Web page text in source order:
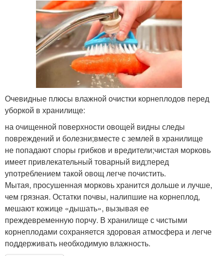
Очевидные плюсы влажной очистки корнеплодов перед
уборкой в хранилище:
на очищенной поверхности овощей видны следы
повреждений и болезни;вместе с землей в хранилище
не попадают споры грибков и вредители;чистая морковь
имеет привлекательный товарный вид;перед
употреблением такой овощ легче почистить.
Мытая, просушенная морковь хранится дольше и лучше,
чем грязная. Остатки почвы, налипшие на корнеплод,
мешают кожице «дышать», вызывая ее
преждевременную порчу. В хранилище с чистыми
корнеплодами сохраняется здоровая атмосфера и легче
поддерживать необходимую влажность.